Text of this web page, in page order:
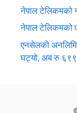
नेपाल टेलिकमको
नेपाल टेलिकमको
एनसेलको
घट्यो, अब रु ६९९